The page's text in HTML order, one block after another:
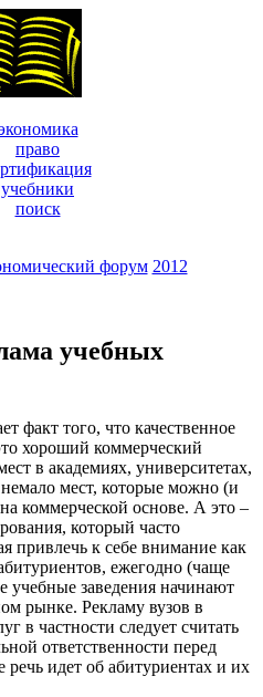
право
учебники
поиск
форум 2012
учебных
факт того, что качественное
хороший коммерческий
в академиях, университетах,
мест, которые можно (и
коммерческой основе. А это –
который часто
привлечь к себе внимание как
ежегодно (чаще
учебные заведения начинают
рынке. Рекламу вузов в
в частности следует считать
ответственности перед
речь идет об абитуриентах и их